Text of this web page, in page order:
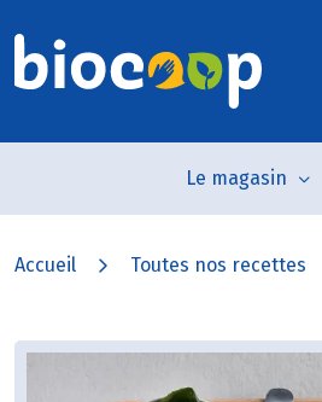
Le magasin
Accueil Toutes nos recettes